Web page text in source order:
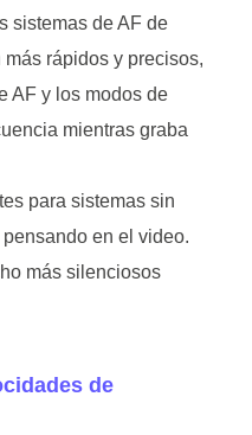
sistemas de AF de
rápidos y precisos,
AF y los modos de
mientras graba
para sistemas sin
en el video.
más silenciosos
de